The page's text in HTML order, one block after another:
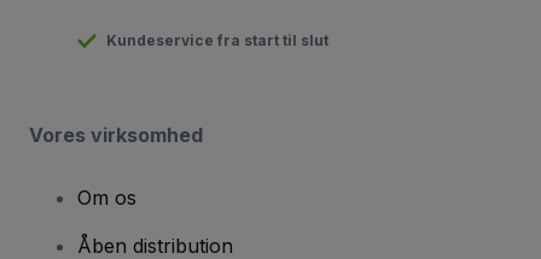
Kundeservice fra start til slut
Vores virksomhed
Om os
Åben distribution